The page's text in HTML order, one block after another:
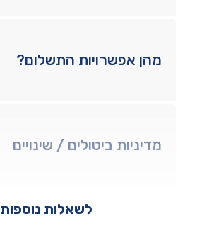
מהן אפשרויות התשלום?
מדיניות ביטולים / שינויים
לשאלות נוספות